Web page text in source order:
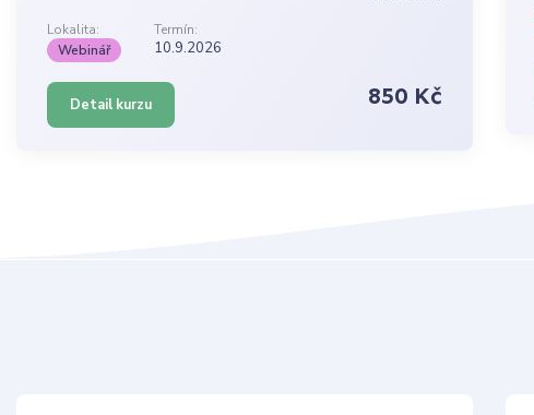
Lokalita:
Termín:
Webinář
10.9.2026
Detail kurzu 850 Kč